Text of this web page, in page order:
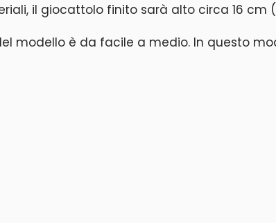
il giocattolo finito sarà alto circa 16 cm
modello è da facile a medio. In questo